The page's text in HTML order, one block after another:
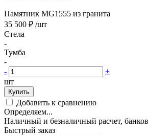
Памятник MG1555 из гранита
35 500 ₽ /шт
Стела
-
Тумба
-
-
+
шт
Купить
Добавить к сравнению
Определяем...
Наличный и безналичный расчет,
Быстрый заказ